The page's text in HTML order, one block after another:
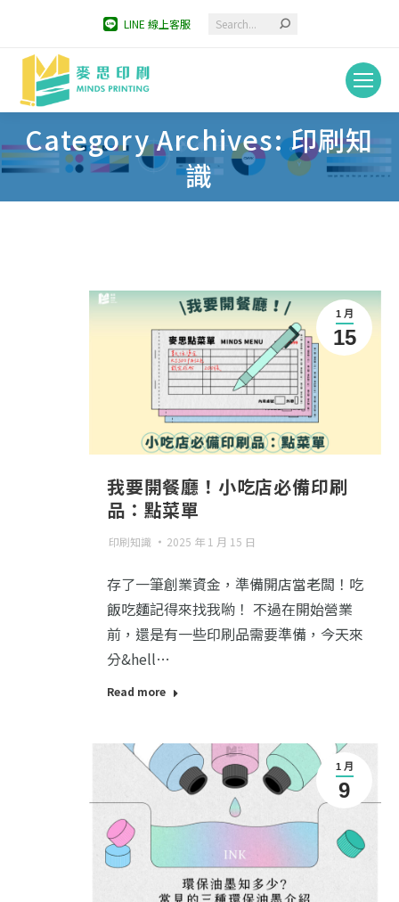
LINE 線上客服 Search:
Category Archives: 印刷知
識
You are here:
1 月
15
我要開餐廳！小吃店必備印刷
品：點菜單
印刷知識 2025 年 1 月 15 日
存了一筆創業資金，準備開店當老闆！吃
飯吃麵記得來找我喲！ 不過在開始營業
前，還是有一些印刷品需要準備，今天來
分&hell…
Read more
1 月
9